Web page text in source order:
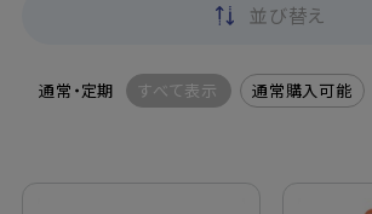
PRODUCTS/ 商品を探す
並び替え
通常・定期 すべて表示 通常購入可能